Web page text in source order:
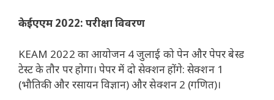
केईएएम 2022: परीक्षा विवरण
KEAM 2022 का आयोजन 4 जुलाई को पेन और पेपर बेस्ड
टेस्ट के तौर पर होगा। पेपर में दो सेक्शन होंगे: सेक्शन 1
(भौतिकी और रसायन विज्ञान) और सेक्शन 2 (गणित)।